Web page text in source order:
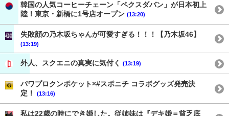
韓国の人気コーヒーチェーン「ペクスダバン」が日本初上
陸！東京・新橋に1号店オープン (13:20)
失敗顔の乃木坂ちゃんが可愛すぎる！！！【乃木坂46】
(13:19)
外人、スクエニの真実に気付く (13:19)
パワプロクンポケット×#スポニチ コラボグッズ発売決
定！
(13:16)
私は22歳の時にでき婚した。従姉妹は『デキ婚＝貧乏底